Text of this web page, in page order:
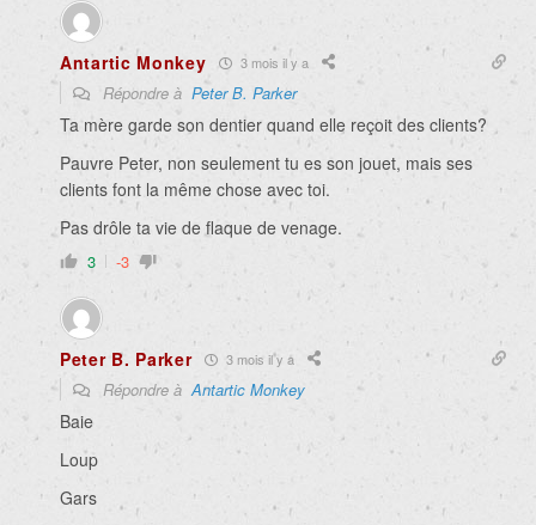
Antartic Monkey 3 mois il y a
Répondre à Peter B. Parker
Ta mère garde son dentier quand elle reçoit des clients?
Pauvre Peter, non seulement tu es son jouet, mais ses
clients font la même chose avec toi.
Pas drôle ta vie de flaque de venage.
3 -3
Peter B. Parker 3 mois il y a
Répondre àAntartic Monkey
Baie
Loup
Gars